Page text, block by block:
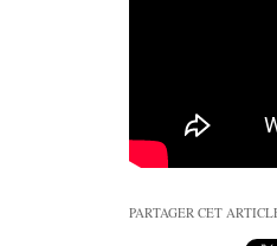
PARTAGER CET